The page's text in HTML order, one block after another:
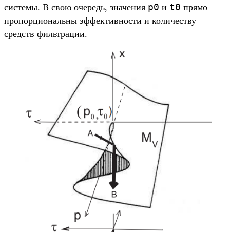
системы. В свою очередь, значения p0 и t0 прямо
пропорциональны эффективности и количеству
средств фильтрации.